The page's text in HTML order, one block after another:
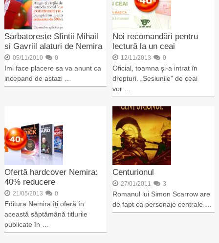
Sarbatoreste Sfintii Mihail
si Gavriil alaturi de Nemira
05/11/2010 0
Imi face placere sa va anunt ca
incepand de astazi …
Noi recomandări pentru
lectură la un ceai
12/11/2013 0
Oficial, toamna şi-a intrat în
drepturi. „Sesiunile” de ceai
vor …
Ofertă hardcover Nemira:
40% reducere
21/05/2013 0
Editura Nemira îţi oferă în
această săptămână titlurile
publicate în …
Centurionul
27/01/2011 3
Romanul lui Simon Scarrow are
de fapt ca personaje centrale …